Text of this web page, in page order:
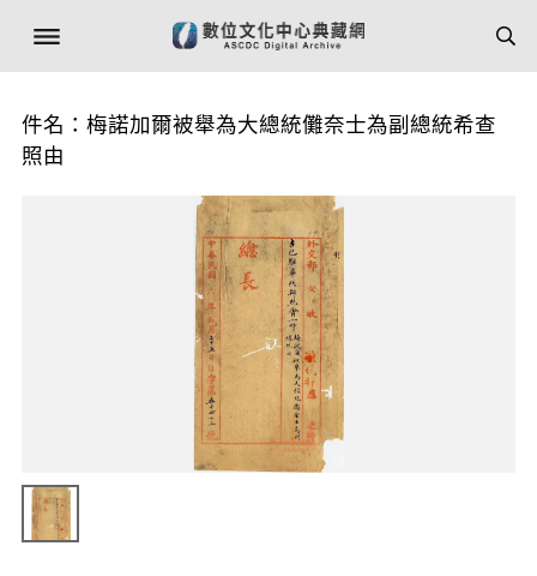
件名：梅諾加爾被舉為大總統儺奈士為副總統希查
照由